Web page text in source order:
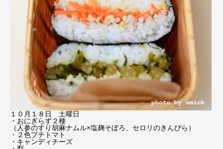
１０月１８日 土曜日
・おにぎらず２種
（人参のすり胡麻ナムル×塩麹そぼろ、セロリのきんぴら）
・２色プチトマト
・キャンディチーズ